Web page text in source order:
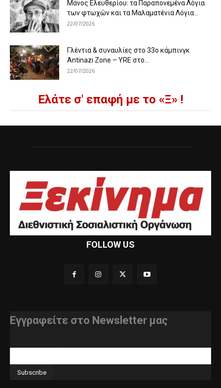
Μάνος Ελευθερίου: τα Παραπονεμένα Λόγια
των φτωχών και τα Μαλαματένια Λόγια...
22/07/2026
Γλέντια & συναυλίες στο 33ο κάμπινγκ
Antinazi Zone – YRE στο...
22/07/2026
Ελάτε σ' επαφή με το «Ξ» !
FOLLOW US
Εγγραφείτε στο Newsletter μας